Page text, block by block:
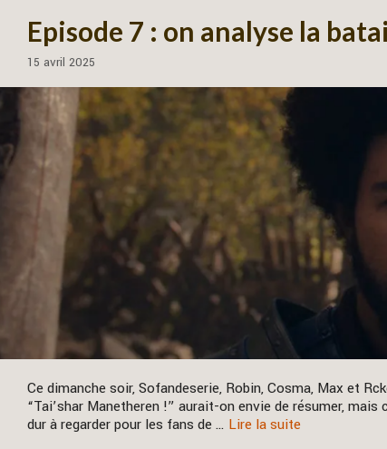
Episode 7 : on analyse la
15 avril 2025
Ce dimanche soir, Sofandeserie, Robin, Cosma, Max et
“Tai’shar Manetheren !” aurait-on envie de résumer,
dur à regarder pour les fans de … Lire la suite